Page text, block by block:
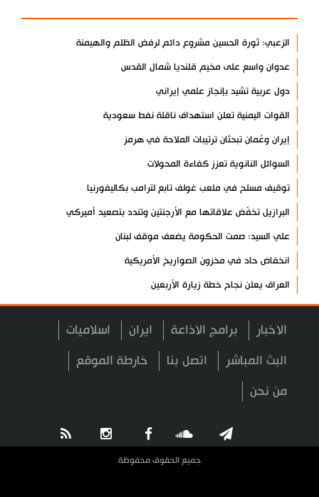
الزعبي: ثورة الحسين مشروع دائم لرفض الظلم والهيمنة
عدوان واسع على مخيم قلنديا شمال القدس
دول عربية تشيد بإنجاز علمي إيراني
القوات اليمنية تعلن استهداف ناقلة نفط سعودية
إيران وعُمان تبحثان ترتيبات الملاحة في هرمز
السوائل النانوية تعزز كفاءة المحولات
توقيف مسلح في ملعب غولف تابع لترامب بكاليفورنيا
البرازيل تخفّض علاقاتها مع الأرجنتين وتندد بتصعيد أميركي
علي السيد: صمت الحكومة يضعف موقف لبنان
انخفاض حاد في مخزون الصواريخ الأمريكية
العراق يعلن نجاح خطة زيارة الأربعين
رضائي: إيران جاهزة للدفاع عن سيادتها
رئيس بلدية طهران يلتقي مع متولي العتبة الحسينية ومحافظ كربلاء
تقرير مصور.. مراسم عزاء الأربعين بجوار مكان استشهاد الإمام
فريق طبي إيراني ينقذ حياة طفل عراقي بأعجوبة+ فيديو
الشيخ قاسم: المقاومة مستمرة ما دام الاحتلال موجودا
حمادة: إيران تشكل لاعبا رئيسا على خارطة العالم
الاخبار برامج الاذاعة ايران اسلاميات
البث المباشر اتصل بنا خارطة الموقع
من نحن
جميع الحقوق محفوظة